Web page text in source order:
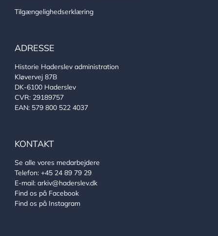
Tilgængelighedserklæring
ADRESSE
Historie Haderslev administration
Kløvervej 87B
DK-6100 Haderslev
CVR: 29189757
EAN: 579 800 522 4037
KONTAKT
Se alle vores medarbejdere
Telefon: +45 24 89 79 29
E-mail: arkiv@haderslev.dk
Find os på Facebook
Find os på Instagram